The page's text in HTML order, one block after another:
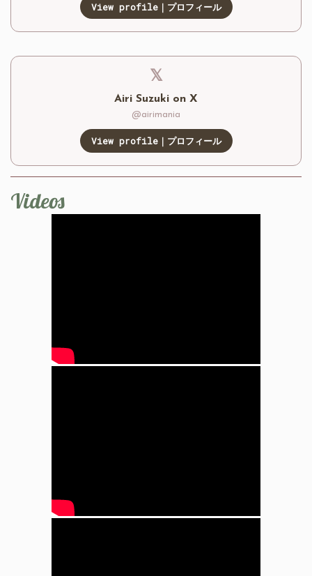
View profile｜プロフィール
𝕏
Airi Suzuki on X
@airimania
View profile｜プロフィール
Videos